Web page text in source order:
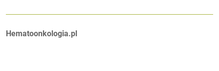
Autorzy:
Hematoonkologia.pl